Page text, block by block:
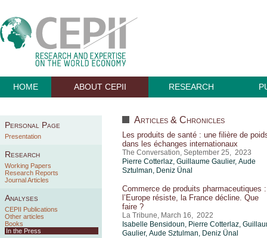
HOME ABOUT CEPII RESEARCH
Personal Page
Presentation
Research
Working Papers
Research Reports
Journal Articles
Analyses
CEPII Publications
Other articles
Books
In the Press
Articles & Chronicles
Les produits de santé : une filière de
dans les échanges internationaux
The Conversation, September 25, 2023
Pierre Cotterlaz, Guillaume Gaulier, Aude
Sztulman, Deniz Ünal
Commerce de produits pharmaceutiques :
l’Europe résiste, la France décline. Que
faire ?
La Tribune, March 16, 2022
Isabelle Bensidoun, Pierre Cotterlaz,
Gaulier, Aude Sztulman, Deniz Ünal